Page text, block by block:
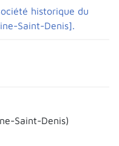
historique du
Saint-Denis].
Saint-Denis)